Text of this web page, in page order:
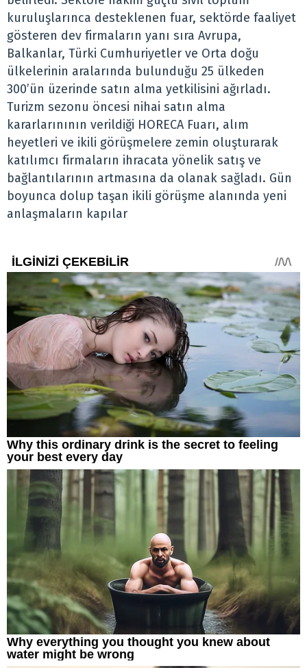
kuruluşlarınca desteklenen fuar, sektörde faaliyet
gösteren dev firmaların yanı sıra Avrupa,
Balkanlar, Türki Cumhuriyetler ve Orta doğu
ülkelerinin aralarında bulunduğu 25 ülkeden
300’ün üzerinde satın alma yetkilisini ağırladı.
Turizm sezonu öncesi nihai satın alma
kararlarınının verildiği HORECA Fuarı, alım
heyetleri ve ikili görüşmelere zemin oluşturarak
katılımcı firmaların ihracata yönelik satış ve
bağlantılarının artmasına da olanak sağladı. Gün
boyunca dolup taşan ikili görüşme alanında yeni
anlaşmaların kapılar